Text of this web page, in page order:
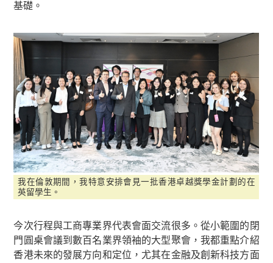
基礎。
我在倫敦期間，我特意安排會見一批香港卓越獎學金計劃的在
英留學生。
今次行程與工商專業界代表會面交流很多。從小範圍的閉
門圓桌會議到數百名業界領袖的大型聚會，我都重點介紹
香港未來的發展方向和定位，尤其在金融及創新科技方面